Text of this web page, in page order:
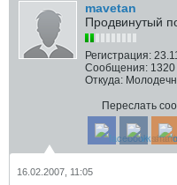
mavetan
Продвинутый
Регистрация:
Сообщения: 1320
Откуда:
Переслать
16.02.2007, 11:05